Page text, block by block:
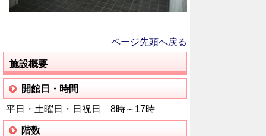
ページ先頭へ戻る
施設概要
開館日・時間
平日・土曜日・日祝日 8時～17時
階数